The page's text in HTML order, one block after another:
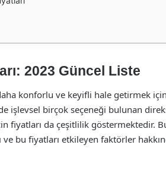
2023 Güncel Liste
konforlu ve keyifli hale getirmek
işlevsel birçok seçeneği bulunan
da çeşitlilik göstermektedir.
bu fiyatları etkileyen faktörler